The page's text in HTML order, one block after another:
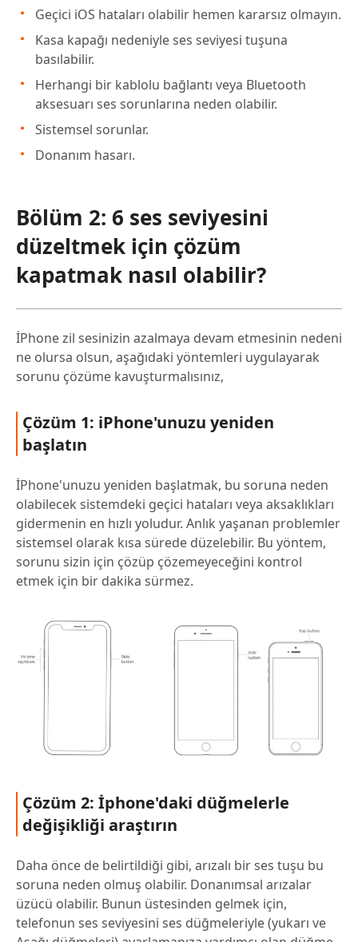
Geçici iOS hataları olabilir hemen kararsız olmayın.
Kasa kapağı nedeniyle ses seviyesi tuşuna
basılabilir.
Herhangi bir kablolu bağlantı veya Bluetooth
aksesuarı ses sorunlarına neden olabilir.
Sistemsel sorunlar.
Donanım hasarı.
Bölüm 2: 6 ses seviyesini
düzeltmek için çözüm
kapatmak nasıl olabilir?
İPhone zil sesinizin azalmaya devam etmesinin nedeni
ne olursa olsun, aşağıdaki yöntemleri uygulayarak
sorunu çözüme kavuşturmalısınız,
Çözüm 1: iPhone'unuzu yeniden
başlatın
İPhone'unuzu yeniden başlatmak, bu soruna neden
olabilecek sistemdeki geçici hataları veya aksaklıkları
gidermenin en hızlı yoludur. Anlık yaşanan problemler
sistemsel olarak kısa sürede düzelebilir. Bu yöntem,
sorunu sizin için çözüp çözemeyeceğini kontrol
etmek için bir dakika sürmez.
Çözüm 2: İphone'daki düğmelerle
değişikliği araştırın
Daha önce de belirtildiği gibi, arızalı bir ses tuşu bu
soruna neden olmuş olabilir. Donanımsal arızalar
üzücü olabilir. Bunun üstesinden gelmek için,
telefonun ses seviyesini ses düğmeleriyle (yukarı ve